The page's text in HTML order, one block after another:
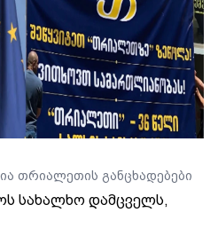
თრიალეთის განცხადებები
სახალხო დამცველს,